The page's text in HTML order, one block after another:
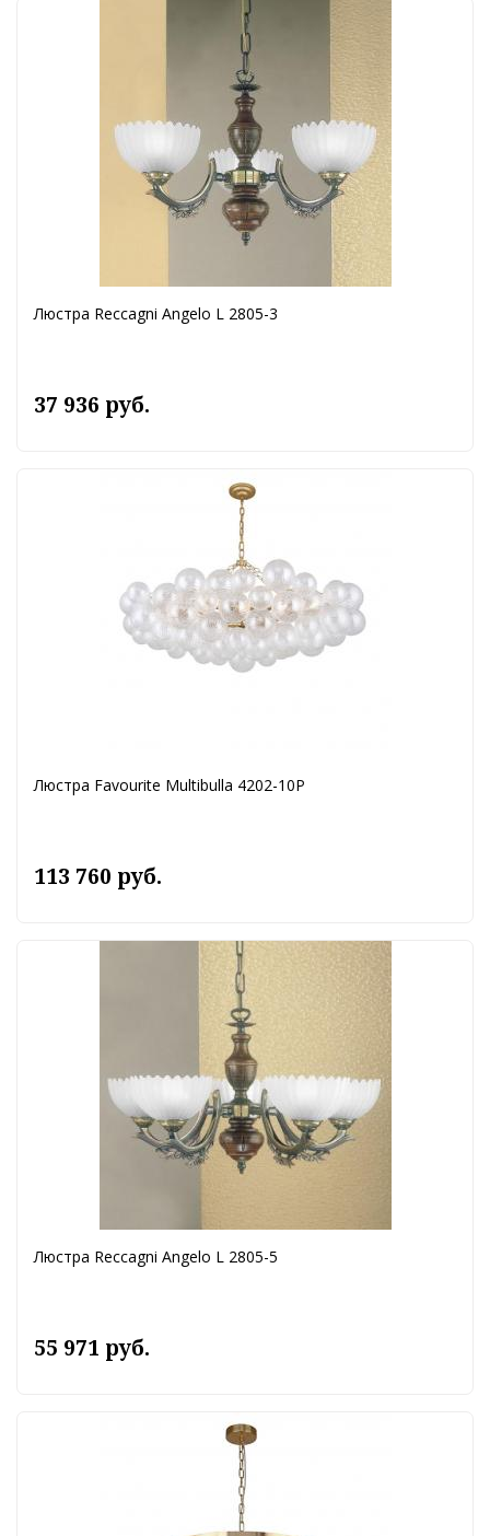
Люстра Reccagni Angelo L 2805-3
37 936 руб.
Люстра Favourite Multibulla 4202-10P
113 760 руб.
Люстра Reccagni Angelo L 2805-5
55 971 руб.